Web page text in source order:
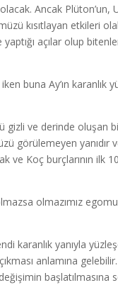
Ancak Plüton’un,
kısıtlayan etkileri
açılar olup
buna Ay’ın karanlık
ve derinde oluşan
görülemeyen
ve Koç burçlarının ilk
olmazımız
karanlık yanıyla
anlamına
başlatılmasına